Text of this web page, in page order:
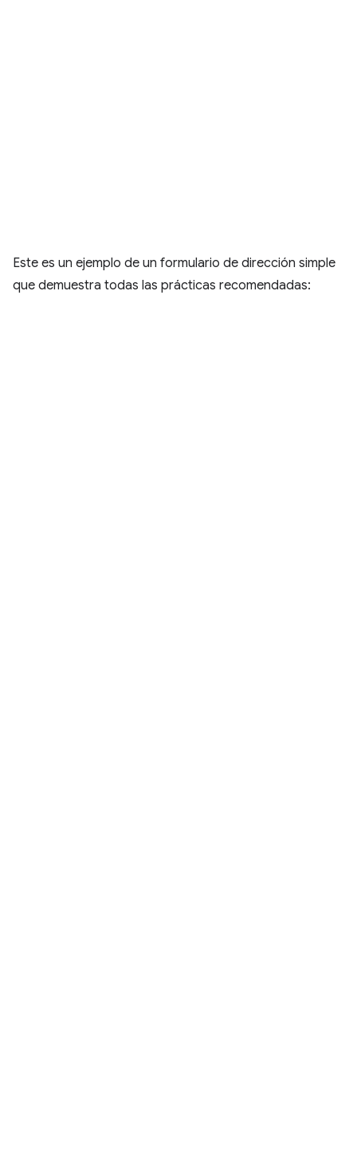
Este es un ejemplo de un formulario de dirección simple
que demuestra todas las prácticas recomendadas: